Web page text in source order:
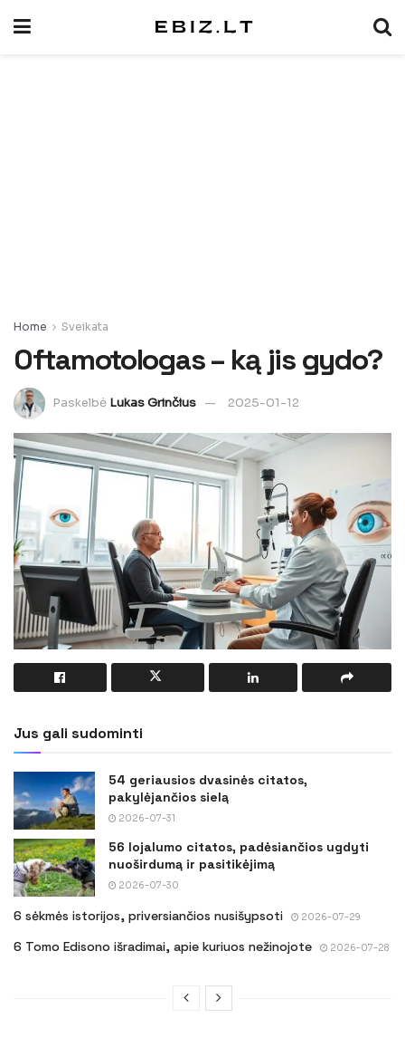
Home Sveikata
Oftamotologas – ką jis gydo?
Paskelbė Lukas Grinčius 2025-01-12
Jus gali sudominti
54 geriausios dvasinės citatos,
pakylėjančios sielą
2026-07-31
56 lojalumo citatos, padėsiančios ugdyti
nuoširdumą ir pasitikėjimą
2026-07-30
6 sėkmės istorijos, priversiančios nusišypsoti 2026-07-29
6 Tomo Edisono išradimai, apie kuriuos nežinojote 2026-07-28